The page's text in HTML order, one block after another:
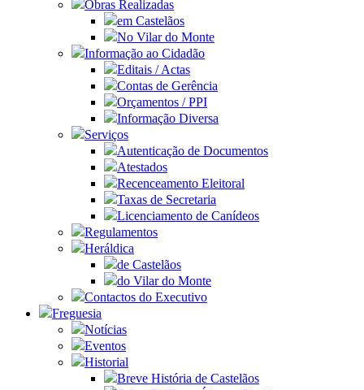
Obras Realizadas
em Castelãos
No Vilar do Monte
Informação ao Cidadão
Editais / Actas
Contas de Gerência
Orçamentos / PPI
Informação Diversa
Serviços
Autenticação de Documentos
Atestados
Recenceamento Eleitoral
Taxas de Secretaria
Licenciamento de Canídeos
Regulamentos
Heráldica
de Castelãos
do Vilar do Monte
Contactos do Executivo
Freguesia
Notícias
Eventos
Historial
Breve História de Castelãos